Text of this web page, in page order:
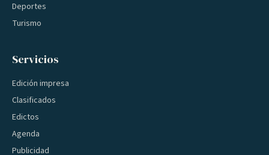
Deportes
Turismo
Servicios
Edición impresa
Clasificados
Edictos
Agenda
Publicidad